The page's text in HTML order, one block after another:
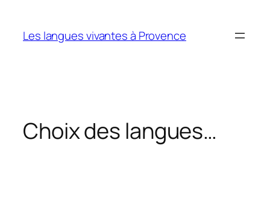
contenu
Les langues vivantes à Provence
Choix des langues…